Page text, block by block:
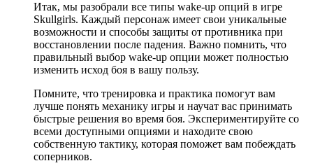
Итак, мы разобрали все типы wake-up опций в игре
Skullgirls. Каждый персонаж имеет свои уникальные
возможности и способы защиты от противника при
восстановлении после падения. Важно помнить, что
правильный выбор wake-up опции может полностью
изменить исход боя в вашу пользу.
Помните, что тренировка и практика помогут вам
лучше понять механику игры и научат вас принимать
быстрые решения во время боя. Экспериментируйте со
всеми доступными опциями и находите свою
собственную тактику, которая поможет вам побеждать
соперников.